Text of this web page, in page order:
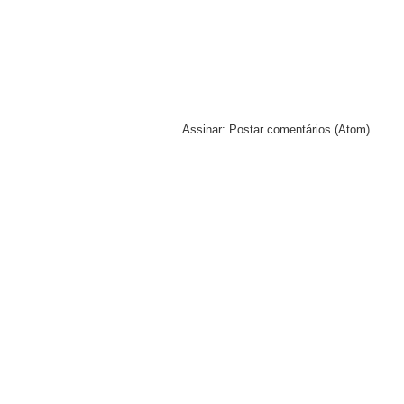
Assinar: Postar comentários (Atom)